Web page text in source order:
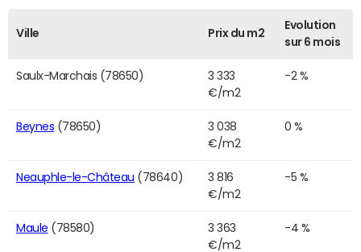
Ville Prix du m2
Evolution
sur 6 mois
Saulx-Marchais (78650)
3 333
€/m2
-2 %
Beynes (78650)
3 038
€/m2
0 %
Neauphle-le-Château (78640)
3 816
€/m2
-5 %
Maule (78580)
3 363
€/m2
-4 %